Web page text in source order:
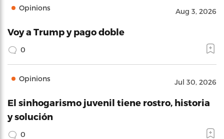
Opinions Aug 3, 2026
Voy a Trump y pago doble
0
Opinions Jul 30, 2026
El sinhogarismo juvenil tiene rostro, historia
y solución
0